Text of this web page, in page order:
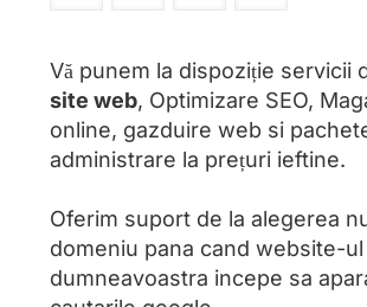
Vă punem la dispoziție servicii
site web, Optimizare SEO,
online, gazduire web si
administrare la prețuri ieftine.
Oferim suport de la alegerea
domeniu pana cand website-ul
dumneavoastra incepe sa